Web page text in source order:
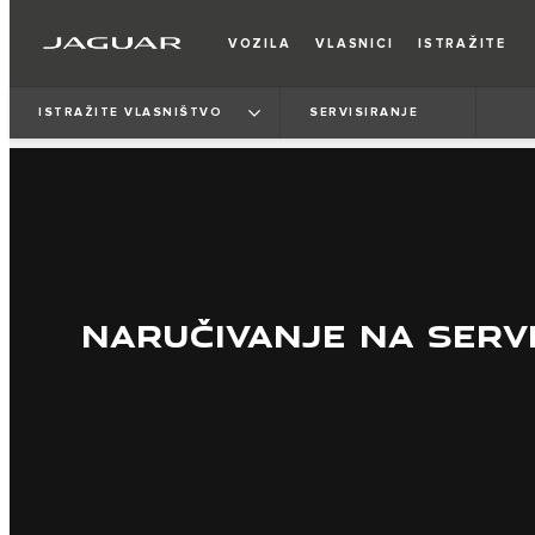
VOZILA VLASNICI ISTRAŽITE
ISTRAŽITE VLASNIŠTVO SERVISIRANJE
NARUČIVANJE NA